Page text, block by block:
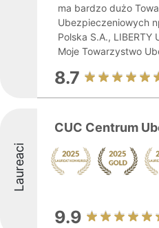
ma bardzo dużo
Ubezpieczeniowych
Polska S.A., LIBERTY
Moje Towarzystwo
8.7
Laureaci
CUC Centrum
9.9